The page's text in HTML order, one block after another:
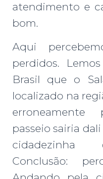
atendimento e
bom.
Aqui
perdidos.
Brasil que o
localizado na
passeio sairia
cidadezinha
Conclusão: